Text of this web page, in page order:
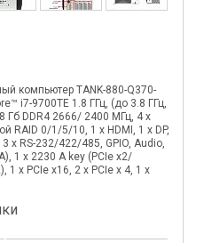
компьютер TANK-880-Q370-
i7-9700TE 1.8 ГГц, (до 3.8 ГГц,
Гб DDR4 2666/ 2400 МГц, 4 x
RAID 0/1/5/10, 1 х HDMI, 1 х DP,
3 x RS-232/422/485, GPIO, Audio,
1 x 2230 A key (PCIe x2/
1 x PCIe х16, 2 x PCIe х 4, 1 x